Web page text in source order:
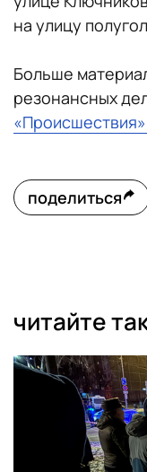
на улицу
Больше
резонансных
поделиться
читайте